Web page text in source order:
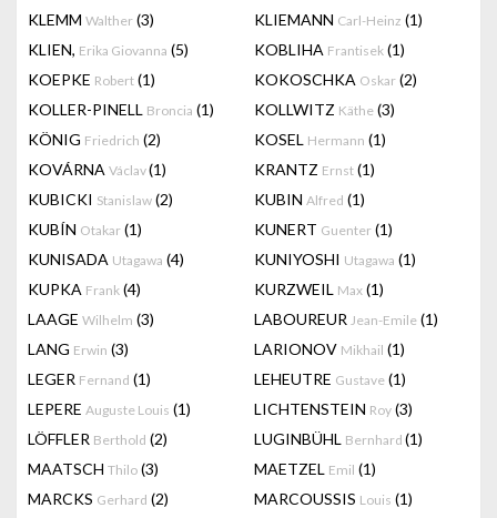
KLEMM Walther (3) KLIEMANN Carl-Heinz (1)
KLIEN, Erika Giovanna (5) KOBLIHA Frantisek (1)
KOEPKE Robert (1) KOKOSCHKA Oskar (2)
KOLLER-PINELL Broncia (1) KOLLWITZ Käthe (3)
KÖNIG Friedrich (2) KOSEL Hermann (1)
KOVÁRNA Václav(1) KRANTZ Ernst (1)
KUBICKI Stanislaw (2) KUBIN Alfred (1)
KUBÍN Otakar (1) KUNERT Guenter (1)
KUNISADA Utagawa (4) KUNIYOSHI Utagawa (1)
KUPKA Frank (4) KURZWEIL Max (1)
LAAGE Wilhelm (3) LABOUREUR Jean-Emile (1)
LANG Erwin (3) LARIONOV Mikhail (1)
LEGER Fernand (1) LEHEUTRE Gustave (1)
LEPERE Auguste Louis (1) LICHTENSTEIN Roy (3)
LÖFFLER Berthold (2) LUGINBÜHL Bernhard (1)
MAATSCH Thilo (3) MAETZEL Emil (1)
MARCKS Gerhard (2) MARCOUSSIS Louis (1)